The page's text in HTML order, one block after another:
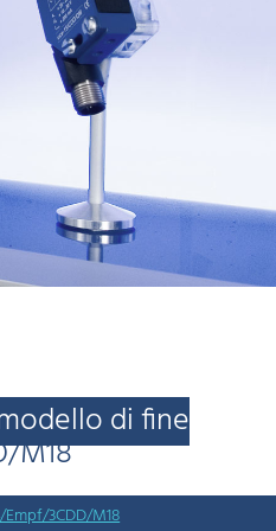
di fine
M18
3CDD/M18